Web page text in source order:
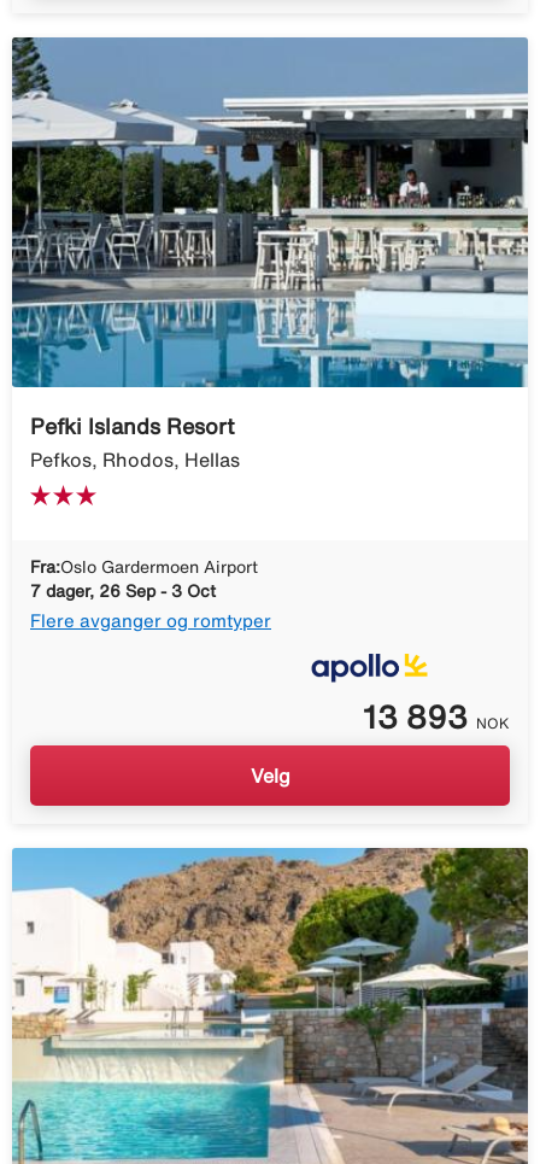
Pefki Islands Resort
Pefkos, Rhodos, Hellas
Fra:Oslo Gardermoen Airport
7 dager, 26 Sep - 3 Oct
Flere avganger og romtyper
13 893 NOK
Velg